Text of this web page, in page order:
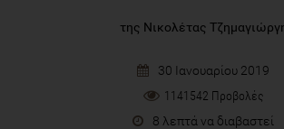
της Νικολέτας
30 Ιανουαρίου 2019
1141542 Προβολές
8 λεπτά να διαβαστεί